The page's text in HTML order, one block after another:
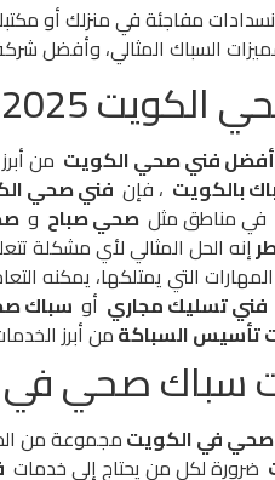
مفاجئة في منزلك أو
السباك المثالي، وأفضل
2025
أفضل فني صحي الكويت من
بالكويت ، فإن فني صحي
في مناطق مثل صحي صباح و
إنه الحل المثالي لأي مشكلة
التي يمتلكها، يمكنه
فني تسليك مجاري أو سباك
تأسيس السباكةمن أبرز
سباك صحي في
في الكويتمجموعة من
ضرورة لكل من يحتاج إلى خدمات